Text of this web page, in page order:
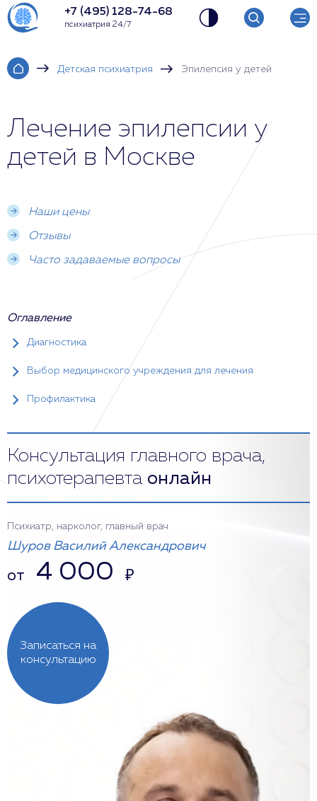
+7 (495) 128-74-68
психиатрия 24/7
Детская психиатрия Эпилепсия у детей
Лечение эпилепсии у
детей в Москве
Наши цены
Отзывы
Часто задаваемые вопросы
Оглавление
Диагностика
Выбор медицинского учреждения для лечения
Профилактика
Консультация главного врача,
психотерапевта онлайн
Записаться на
консультацию
Психиатр, нарколог, главный врач
Шуров Василий Александрович
от 4 000 ₽